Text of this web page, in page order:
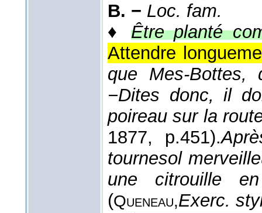
B. − Loc. fam.
♦ Être planté
Attendre
que Mes-
−Dites donc, il
poireau sur la
1877, p.451).
tournesol
une citrouille
(Queneau,Exerc.